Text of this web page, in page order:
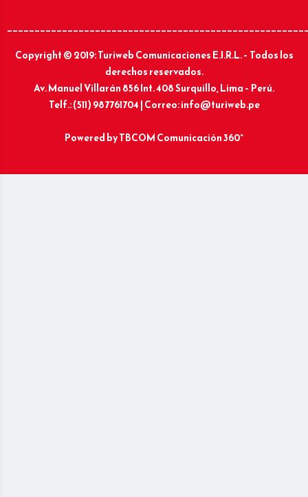
Copyright © 2019: Turiweb Comunicaciones E.I.R.L. – Todos los
derechos reservados.
Av. Manuel Villarán 856 Int. 408 Surquillo, Lima – Perú.
Telf.: (511) 987761704 | Correo: info@turiweb.pe
Powered byTBCOM Comunicación 360°